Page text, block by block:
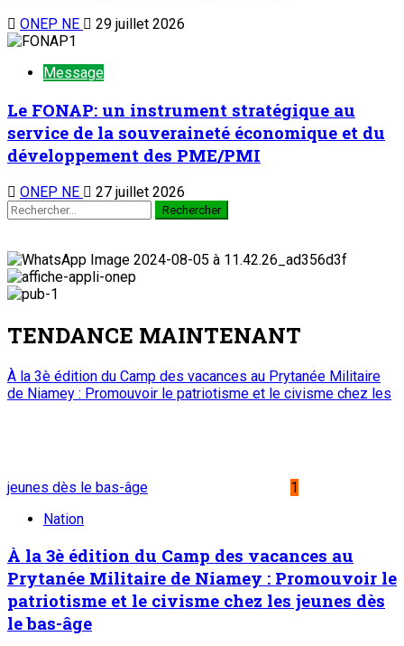
ONEP NE 29 juillet 2026
Message
Le FONAP: un instrument stratégique au
service de la souveraineté économique et du
développement des PME/PMI
ONEP NE 27 juillet 2026
TENDANCE MAINTENANT
À la 3è édition du Camp des vacances au Prytanée Militaire
de Niamey : Promouvoir le patriotisme et le civisme chez les
jeunes dès le bas-âge
1
Nation
À la 3è édition du Camp des vacances au
Prytanée Militaire de Niamey : Promouvoir le
patriotisme et le civisme chez les jeunes dès
le bas-âge